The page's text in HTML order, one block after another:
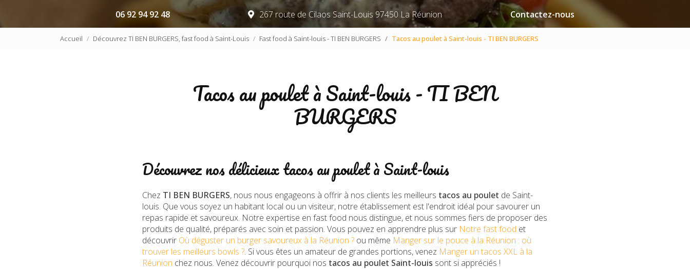
06 92 94 92 48 267 route de Cilaos Saint-Louis 97450 La Réunion Contactez-nous
Accueil Découvrez TI BEN BURGERS, fast food à Saint-Louis Fast food à Saint-louis - TI BEN BURGERS Tacos au poulet à Saint-louis - TI BEN BURGERS
Tacos au poulet à Saint-louis - TI BEN
BURGERS
Découvrez nos délicieux tacos au poulet à Saint-louis
Chez TI BEN BURGERS, nous nous engageons à offrir à nos clients les meilleurs tacos au poulet de Saint-
louis. Que vous soyez un habitant local ou un visiteur, notre établissement est l'endroit idéal pour savourer un
repas rapide et savoureux. Notre expertise en fast food nous distingue, et nous sommes fiers de proposer des
produits de qualité, préparés avec soin et passion. Vous pouvez en apprendre plus sur Notre fast food et
découvrir Où déguster un burger savoureux à la Réunion ? ou même Manger sur le pouce à la Réunion : où
trouver les meilleurs bowls ?. Si vous êtes un amateur de grandes portions, venez Manger un tacos XXL à la
Réunion chez nous. Venez découvrir pourquoi nos tacos au poulet Saint-louis sont si appréciés !